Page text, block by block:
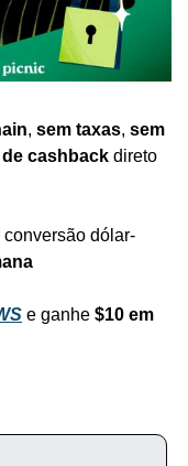
, sem taxas, sem
de cashback direto
conversão dólar-
e ganhe $10 em